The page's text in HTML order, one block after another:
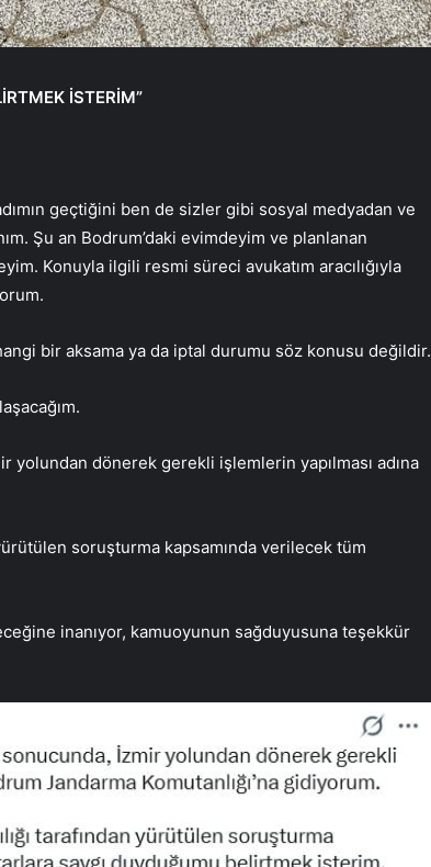
İSTERİM”
geçtiğini ben de sizler gibi sosyal medyadan ve
Şu an Bodrum’daki evimdeyim ve planlanan
Konuyla ilgili resmi süreci avukatım aracılığıyla
bir aksama ya da iptal durumu söz konusu değildir.
yolundan dönerek gerekli işlemlerin yapılması adına
soruşturma kapsamında verilecek tüm
inanıyor, kamuoyunun sağduyusuna teşekkür